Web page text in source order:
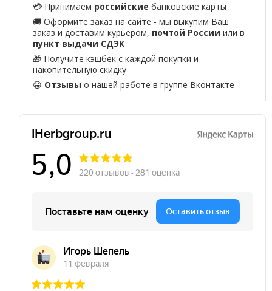
💳 Принимаем российские банковские карты
🚚 Оформите заказ на сайте - мы выкупим Ваш
заказ и доставим курьером, почтой России или в
пункт выдачи СДЭК
🎁 Получите кэшбек с каждой покупки и
накопительную скидку
😀 Отзывы о нашей работе вгруппе Вконтакте